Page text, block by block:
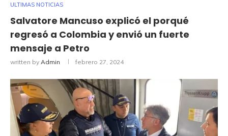
ULTIMAS NOTICIAS
Salvatore Mancuso explicó el porqué
regresó a Colombia y envió un fuerte
mensaje a Petro
written by Admin febrero 27, 2024